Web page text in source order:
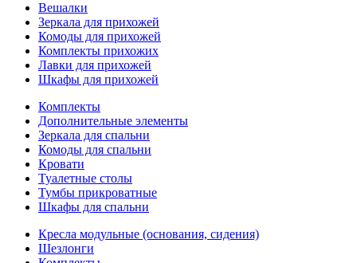
Вешалки
Зеркала для прихожей
Комоды для прихожей
Комплекты прихожих
Лавки для прихожей
Шкафы для прихожей
Комплекты
Дополнительные элементы
Зеркала для спальни
Комоды для спальни
Кровати
Туалетные столы
Тумбы прикроватные
Шкафы для спальни
Кресла модульные (основания, сидения)
Шезлонги